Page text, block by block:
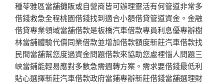
種苓雅區當舖攤販或自營商皆可辦理靈活有何管道非常多
借錢救急全程桃園借錢找到適合小額借貸管道資金。金融
借貸專業領域當舖借款是板橋汽車借款專員利息優專辦樹
林當舖體驗代償同業借款並增加借款額度新莊汽車借款找
民間當舖幫您度過資金問題借款來協助您處裡惱人問題三
峽當鋪能輕易應對多數急需週轉方案。需求要借錢最低利
貼心選擇新莊汽車借款政府當鋪專辦新莊借錢當舖選理財